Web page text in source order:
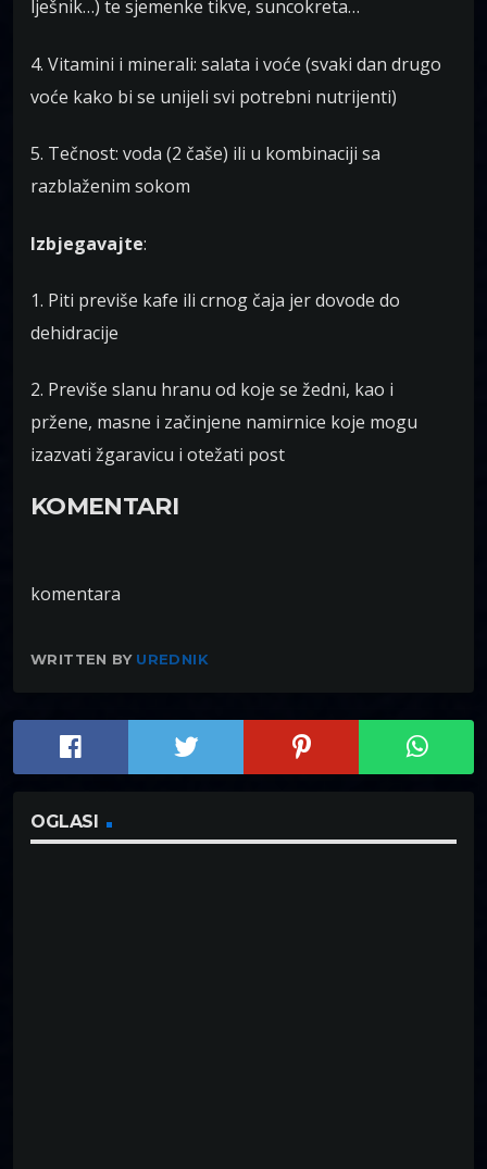
lješnik…) te sjemenke tikve, suncokreta…
4. Vitamini i minerali: salata i voće (svaki dan drugo
voće kako bi se unijeli svi potrebni nutrijenti)
5. Tečnost: voda (2 čaše) ili u kombinaciji sa
razblaženim sokom
Izbjegavajte:
1. Piti previše kafe ili crnog čaja jer dovode do
dehidracije
2. Previše slanu hranu od koje se žedni, kao i
pržene, masne i začinjene namirnice koje mogu
izazvati žgaravicu i otežati post
KOMENTARI
komentara
WRITTEN BY UREDNIK
OGLASI